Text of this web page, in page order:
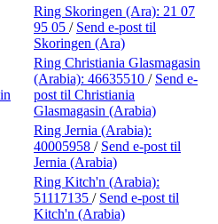
Ring Skoringen (Ara): 21 07
95 05 / Send e-post til
Skoringen (Ara)
Ring Christiania Glasmagasin
(Arabia): 46635510 / Send e-
post til Christiania
Glasmagasin (Arabia)
Ring Jernia (Arabia):
40005958 / Send e-post til
Jernia (Arabia)
Ring Kitch'n (Arabia):
51117135 / Send e-post til
Kitch'n (Arabia)